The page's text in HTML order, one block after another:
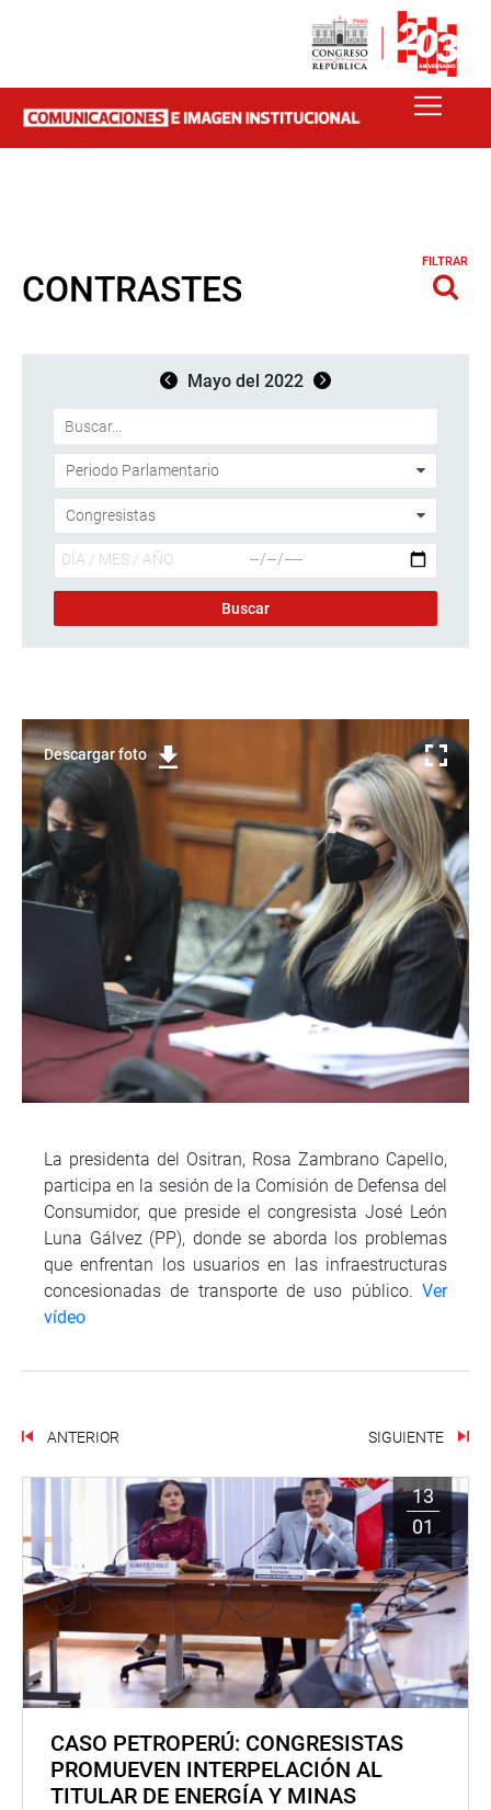
CONTRASTES
FILTRAR
Mayo del 2022
Descargar foto
La presidenta del Ositran, Rosa Zambrano Capello,
participa en la sesión de la Comisión de Defensa del
Consumidor, que preside el congresista José León
Luna Gálvez (PP), donde se aborda los problemas
que enfrentan los usuarios en las infraestructuras
concesionadas de transporte de uso público. Ver
vídeo
ANTERIOR SIGUIENTE
13
01
CASO PETROPERÚ: CONGRESISTAS
PROMUEVEN INTERPELACIÓN AL
TITULAR DE ENERGÍA Y MINAS